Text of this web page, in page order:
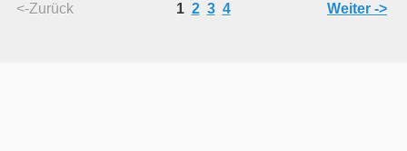
<-Zurück 1 2 3 4 Weiter ->